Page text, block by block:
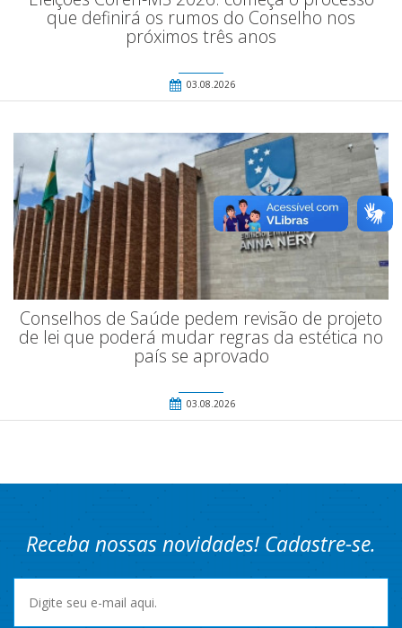
que definirá os rumos do Conselho nos
próximos três anos
03.08.2026
Conselhos de Saúde pedem revisão de projeto
de lei que poderá mudar regras da estética no
país se aprovado
03.08.2026
Receba nossas novidades! Cadastre-se.